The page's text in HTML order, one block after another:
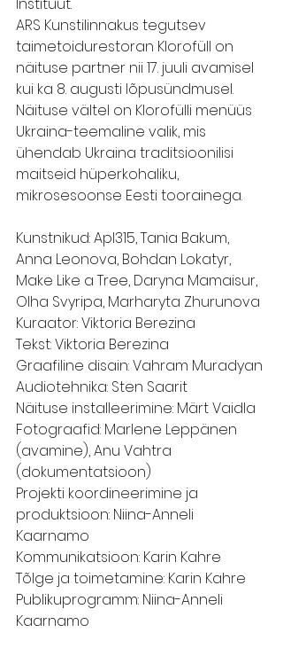
ARS Kunstilinnakus tegutsev
taimetoidurestoran Klorofüll on
näituse partner nii 17. juuli avamisel
kui ka 8. augusti lõpusündmusel.
Näituse vältel on Klorofülli menüüs
Ukraina-teemaline valik, mis
ühendab Ukraina traditsioonilisi
maitseid hüperkohaliku,
mikrosesoonse Eesti toorainega.
Kunstnikud: Apl315, Tania Bakum,
Anna Leonova, Bohdan Lokatyr,
Make Like a Tree, Daryna Mamaisur,
Olha Svyripa, Marharyta Zhurunova
Kuraator: Viktoria Berezina
Tekst: Viktoria Berezina
Graafiline disain: Vahram Muradyan
Audiotehnika: Sten Saarit
Näituse installeerimine: Märt Vaidla
Fotograafid: Marlene Leppänen
(avamine), Anu Vahtra
(dokumentatsioon)
Projekti koordineerimine ja
produktsioon: Niina-Anneli
Kaarnamo
Kommunikatsioon: Karin Kahre
Tõlge ja toimetamine: Karin Kahre
Publikuprogramm: Niina-Anneli
Kaarnamo